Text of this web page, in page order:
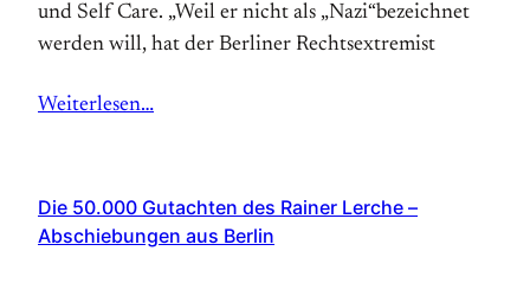
und Self Care. „Weil er nicht als „Nazi“bezeichnet
werden will, hat der Berliner Rechtsextremist
Weiterlesen…
Die 50.000 Gutachten des Rainer Lerche –
Abschiebungen aus Berlin